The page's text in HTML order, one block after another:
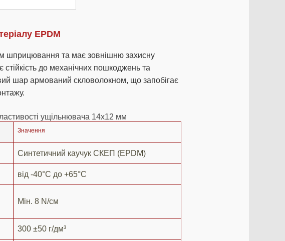
EPDM
шприцювання та має зовнішню захисну
до механічних пошкоджень та
шар армований скловолокном, що запобігає
ущільнювача 14х12 мм
Значення
Синтетичний каучук СКЕП (EPDM)
від -40°C до +65°C
Мін. 8 N/см
300 ±50 г/дм³